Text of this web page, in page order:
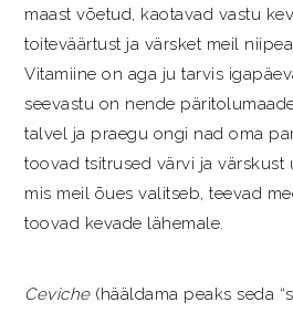
maast võetud, kaotavad vastu
toiteväärtust ja värsket meil
Vitamiine on aga ju tarvis
seevastu on nende
talvel ja praegu ongi nad oma
toovad tsitrused värvi ja värskust
mis meil õues valitseb, teevad
toovad kevade lähemale.
Ceviche(hääldama peaks seda